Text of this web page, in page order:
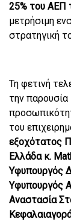
25% του ΑΕΠ
μετρήσιμη
στρατηγική
Τη φετινή
την παρουσία
του
εξοχότατος
Ελλάδα κ.
Υφυπουργός
Υφυπουργός
Αναστασία